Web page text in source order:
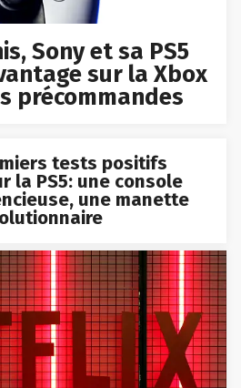
Sony et sa PS5
sur la Xbox
précommandes
tests positifs
la PS5: une console
une manette